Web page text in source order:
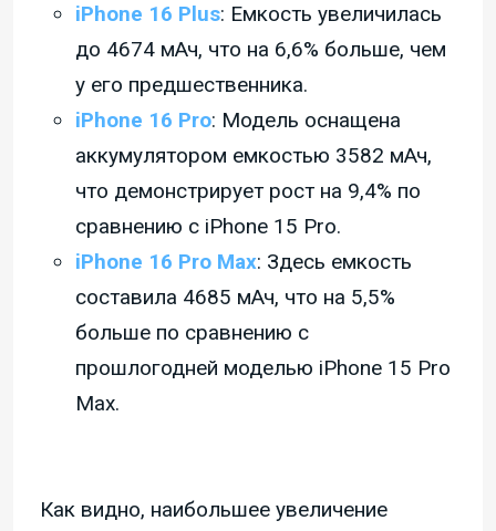
iPhone 16 Plus: Емкость увеличилась
до 4674 мАч, что на 6,6% больше, чем
у его предшественника.
iPhone 16 Pro: Модель оснащена
аккумулятором емкостью 3582 мАч,
что демонстрирует рост на 9,4% по
сравнению с iPhone 15 Pro.
iPhone 16 Pro Max: Здесь емкость
составила 4685 мАч, что на 5,5%
больше по сравнению с
прошлогодней моделью iPhone 15 Pro
Max.
Как видно, наибольшее увеличение